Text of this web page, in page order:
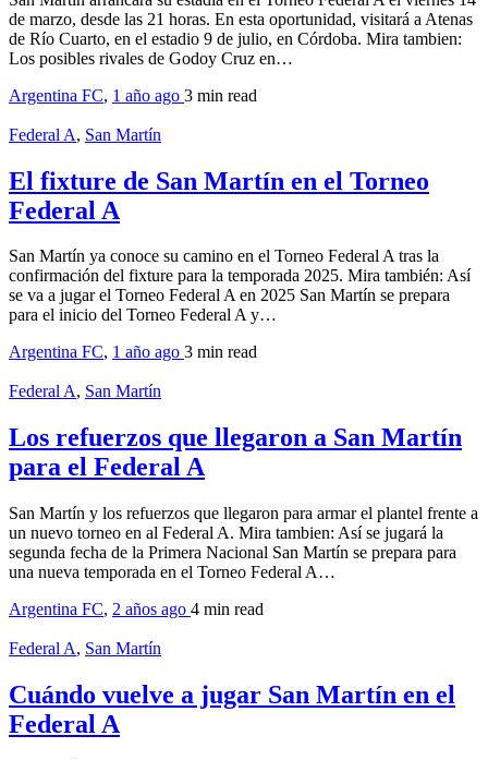
de marzo, desde las 21 horas. En esta oportunidad, visitará a Atenas
de Río Cuarto, en el estadio 9 de julio, en Córdoba. Mira tambien:
Los posibles rivales de Godoy Cruz en…
Argentina FC, 1 año ago 3 min read
Federal A, San Martín
El fixture de San Martín en el Torneo
Federal A
San Martín ya conoce su camino en el Torneo Federal A tras la
confirmación del fixture para la temporada 2025. Mira también: Así
se va a jugar el Torneo Federal A en 2025 San Martín se prepara
para el inicio del Torneo Federal A y…
Argentina FC, 1 año ago 3 min read
Federal A, San Martín
Los refuerzos que llegaron a San Martín
para el Federal A
San Martín y los refuerzos que llegaron para armar el plantel frente a
un nuevo torneo en al Federal A. Mira tambien: Así se jugará la
segunda fecha de la Primera Nacional San Martín se prepara para
una nueva temporada en el Torneo Federal A…
Argentina FC, 2 años ago 4 min read
Federal A, San Martín
Cuándo vuelve a jugar San Martín en el
Federal A